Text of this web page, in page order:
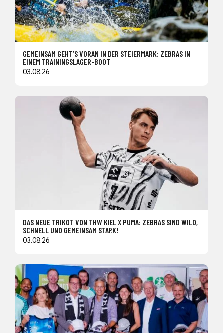
GEMEINSAM GEHT’S VORAN IN DER STEIERMARK: ZEBRAS IN
EINEM TRAININGSLAGER-BOOT
03.08.26
DAS NEUE TRIKOT VON THW KIEL X PUMA: ZEBRAS SIND WILD,
SCHNELL UND GEMEINSAM STARK!
03.08.26